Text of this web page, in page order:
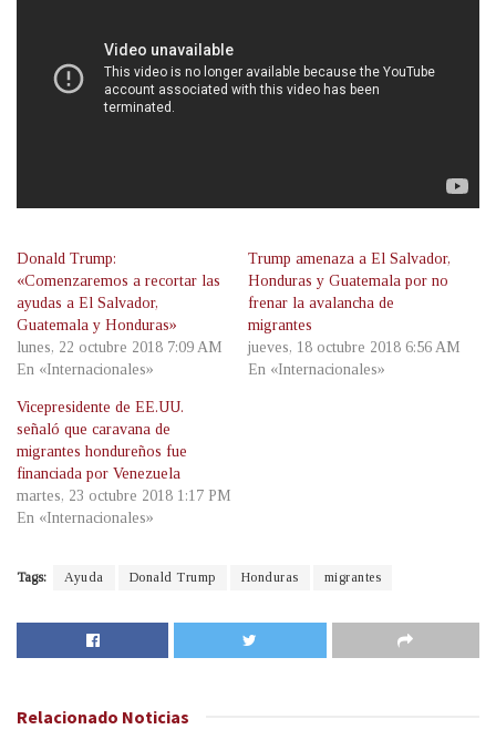
Donald Trump:
«Comenzaremos a recortar las
ayudas a El Salvador,
Guatemala y Honduras»
lunes, 22 octubre 2018 7:09 AM
En «Internacionales»
Trump amenaza a El Salvador,
Honduras y Guatemala por no
frenar la avalancha de
migrantes
jueves, 18 octubre 2018 6:56 AM
En «Internacionales»
Vicepresidente de EE.UU.
señaló que caravana de
migrantes hondureños fue
financiada por Venezuela
martes, 23 octubre 2018 1:17 PM
En «Internacionales»
Tags: Ayuda Donald Trump Honduras migrantes
Relacionado Noticias